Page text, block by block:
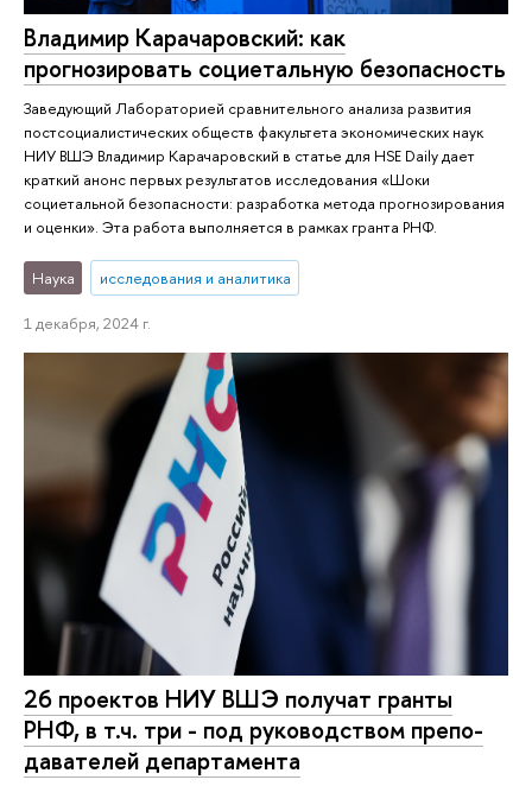
Владимир Карачаровский: как
прогнозировать социетальную безопасность
Заведующий Лабораторией сравнительного анализа развития
постсоциалистических обществ факультета экономических наук
НИУ ВШЭ Владимир Карачаровский в статье для HSE Daily дает
краткий анонс первых результатов исследования «Шоки
социетальной безопасности: разработка метода прогнозирования
и оценки». Эта работа выполняется в рамках гранта РНФ.
Наука исследования и аналитика
1 декабря, 2024 г.
26 проектов НИУ ВШЭ получат гранты
РНФ, в т.ч. три - под ру­ко­вод­ством пре­по­
да­ва­те­лей де­пар­та­мен­та